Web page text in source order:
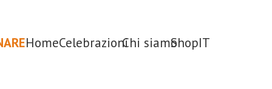
HomeCelebrazioniChi siamoShopIT